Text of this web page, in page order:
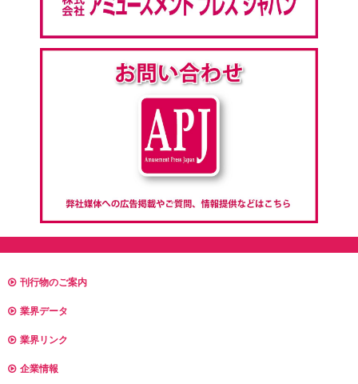
刊行物のご案内
業界データ
業界リンク
企業情報